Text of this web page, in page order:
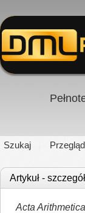
Szukaj
Artykuł -
Acta Arithmetica